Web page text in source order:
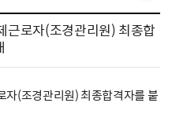
근로자(조경관리원) 최종합
(조경관리원) 최종합격자를 붙